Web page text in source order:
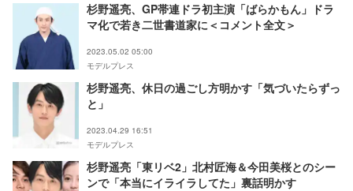
杉野遥亮、GP帯連ドラ初主演「ばらかもん」ドラ
マ化で若き二世書道家に＜コメント全文＞
2023.05.02 05:00
モデルプレス
杉野遥亮、休日の過ごし方明かす「気づいたらずっ
と」
2023.04.29 16:51
モデルプレス
杉野遥亮「東リベ2」北村匠海＆今田美桜とのシー
ンで「本当にイライラしてた」裏話明かす